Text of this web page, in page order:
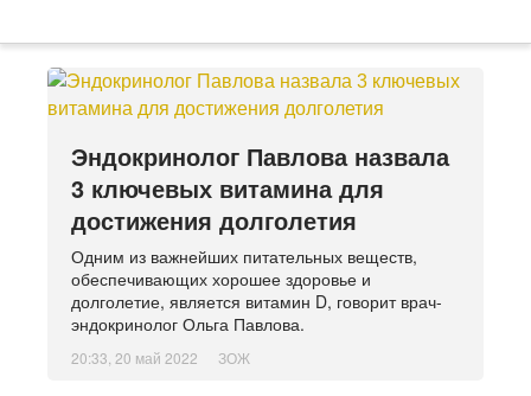
Эндокринолог Павлова назвала
3 ключевых витамина для
достижения долголетия
Одним из важнейших питательных веществ,
обеспечивающих хорошее здоровье и
долголетие, является витамин D, говорит врач-
эндокринолог Ольга Павлова.
20:33, 20 май 2022 ЗОЖ